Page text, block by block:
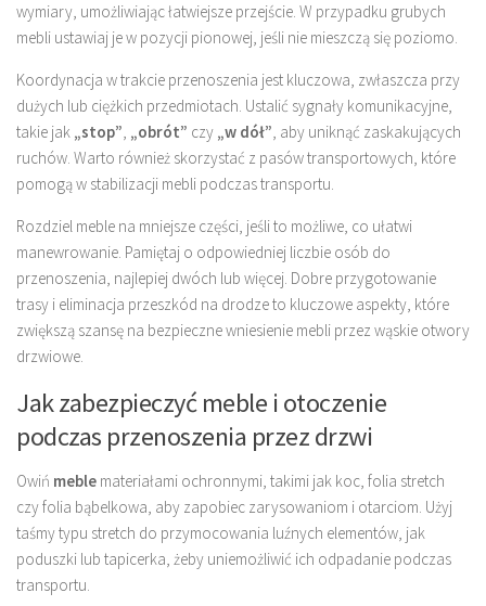
wymiary, umożliwiając łatwiejsze przejście. W przypadku grubych
mebli ustawiaj je w pozycji pionowej, jeśli nie mieszczą się poziomo.
Koordynacja w trakcie przenoszenia jest kluczowa, zwłaszcza przy
dużych lub ciężkich przedmiotach. Ustalić sygnały komunikacyjne,
takie jak „stop”, „obrót” czy „w dół”, aby uniknąć zaskakujących
ruchów. Warto również skorzystać z pasów transportowych, które
pomogą w stabilizacji mebli podczas transportu.
Rozdziel meble na mniejsze części, jeśli to możliwe, co ułatwi
manewrowanie. Pamiętaj o odpowiedniej liczbie osób do
przenoszenia, najlepiej dwóch lub więcej. Dobre przygotowanie
trasy i eliminacja przeszkód na drodze to kluczowe aspekty, które
zwiększą szansę na bezpieczne wniesienie mebli przez wąskie otwory
drzwiowe.
Jak zabezpieczyć meble i otoczenie
podczas przenoszenia przez drzwi
Owiń meble materiałami ochronnymi, takimi jak koc, folia stretch
czy folia bąbelkowa, aby zapobiec zarysowaniom i otarciom. Użyj
taśmy typu stretch do przymocowania luźnych elementów, jak
poduszki lub tapicerka, żeby uniemożliwić ich odpadanie podczas
transportu.